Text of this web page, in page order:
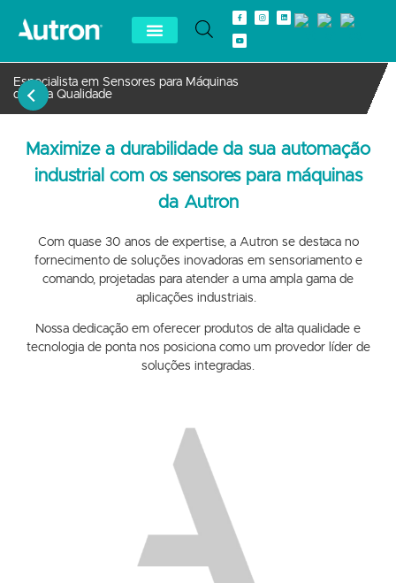
Especialista em Sensores para Máquinas
de Alta Qualidade
Maximize a durabilidade da sua automação
industrial com os sensores para máquinas
da Autron
Com quase 30 anos de expertise, a Autron se destaca no
fornecimento de soluções inovadoras em sensoriamento e
comando, projetadas para atender a uma ampla gama de
aplicações industriais.
Nossa dedicação em oferecer produtos de alta qualidade e
tecnologia de ponta nos posiciona como um provedor líder de
soluções integradas.